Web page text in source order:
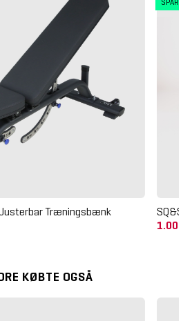
Træningsbænk
1.000
KØBTE OGSÅ